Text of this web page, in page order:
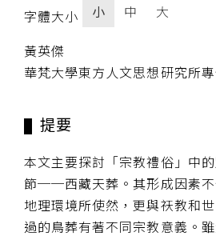
尊貴上師珍寶開示
巴麥欽哲珍寶開示
前行開示文集
媒體影音集
字體大小 小 中 大
黃英傑
華梵大學東方人文思想研究所
提要
本文主要探討「宗教禮俗」中
節──西藏天葬。其形成因素不
地理環境所使然，更與祆教和
過的鳥葬有著不同宗教意義。